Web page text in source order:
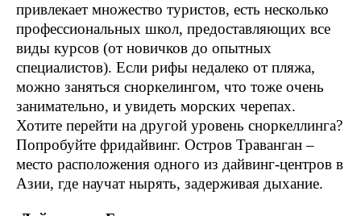
привлекает множество туристов, есть несколько
профессиональных школ, предоставляющих все
виды курсов (от новичков до опытных
специалистов). Если рифы недалеко от пляжа,
можно заняться сноркелингом, что тоже очень
занимательно, и увидеть морских черепах.
Хотите перейти на другой уровень сноркеллинга?
Попробуйте фридайвинг. Остров Траванган –
место расположения одного из дайвинг-центров в
Азии, где научат нырять, задерживая дыхание.